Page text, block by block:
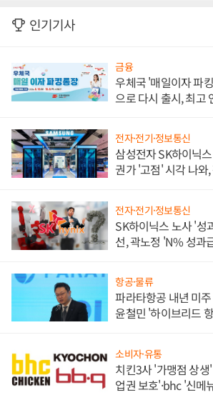
인기기사
금융
우체국 '매일이자 파
으로 다시 출시, 최고
전자·전기·정보통신
삼성전자 SK하이닉
권가 '고점' 시각 나와
전자·전기·정보통신
SK하이닉스 노사 '성
선, 곽노정 'N% 성과
항공·물류
파라타항공 내년 미
윤철민 '하이브리드
소비자·유통
치킨3사 '가맹점 상
업권 보호'·bhc '신메